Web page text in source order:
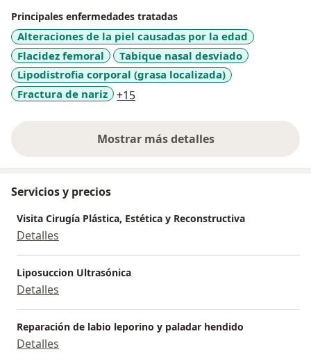
Principales enfermedades tratadas
Alteraciones de la piel causadas por la edad
Flacidez femoral
Tabique nasal desviado
Lipodistrofia corporal (grasa localizada)
Fractura de nariz
+15a11y_sr_more_diseases
Mostrar más detalles
sobre la experiencia
Servicios y precios
Visita Cirugía Plástica, Estética y Reconstructiva
Detalles
Liposuccion Ultrasónica
Detalles
Reparación de labio leporino y paladar hendido
Detalles